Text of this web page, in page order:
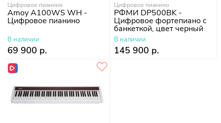
Цифровое пианино
Amoy A100WS WH -
Цифровое пианино
В наличии
69 900 р.
Цифровое пианино
РФМИ DP500BK -
Цифровое фортепиано с
банкеткой, цвет черный
В наличии
145 900 р.